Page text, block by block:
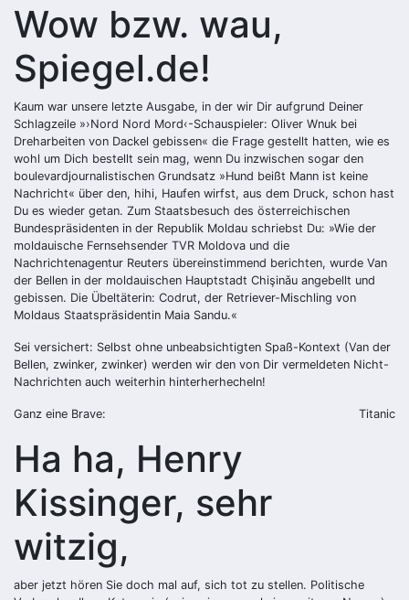
Wow bzw. wau,
Spiegel.de!
Kaum war unsere letzte Ausgabe, in der wir Dir aufgrund Deiner
Schlagzeile »›Nord Nord Mord‹-Schauspieler: Oliver Wnuk bei
Dreharbeiten von Dackel gebissen« die Frage gestellt hatten, wie es
wohl um Dich bestellt sein mag, wenn Du inzwischen sogar den
boulevardjournalistischen Grundsatz »Hund beißt Mann ist keine
Nachricht« über den, hihi, Haufen wirfst, aus dem Druck, schon hast
Du es wieder getan. Zum Staatsbesuch des österreichischen
Bundespräsidenten in der Republik Moldau schriebst Du: »Wie der
moldauische Fernsehsender TVR Moldova und die
Nachrichtenagentur Reuters übereinstimmend berichten, wurde Van
der Bellen in der moldauischen Hauptstadt Chişinǎu angebellt und
gebissen. Die Übeltäterin: Codrut, der Retriever-Mischling von
Moldaus Staatspräsidentin Maia Sandu.«
Sei versichert: Selbst ohne unbeabsichtigten Spaß-Kontext (Van der
Bellen, zwinker, zwinker) werden wir den von Dir vermeldeten Nicht-
Nachrichten auch weiterhin hinterherhecheln!
Ganz eine Brave: Titanic
Ha ha, Henry
Kissinger, sehr
witzig,
aber jetzt hören Sie doch mal auf, sich tot zu stellen. Politische